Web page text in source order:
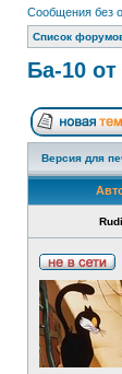
Сообщения без
Список
Ба-10
Версия для